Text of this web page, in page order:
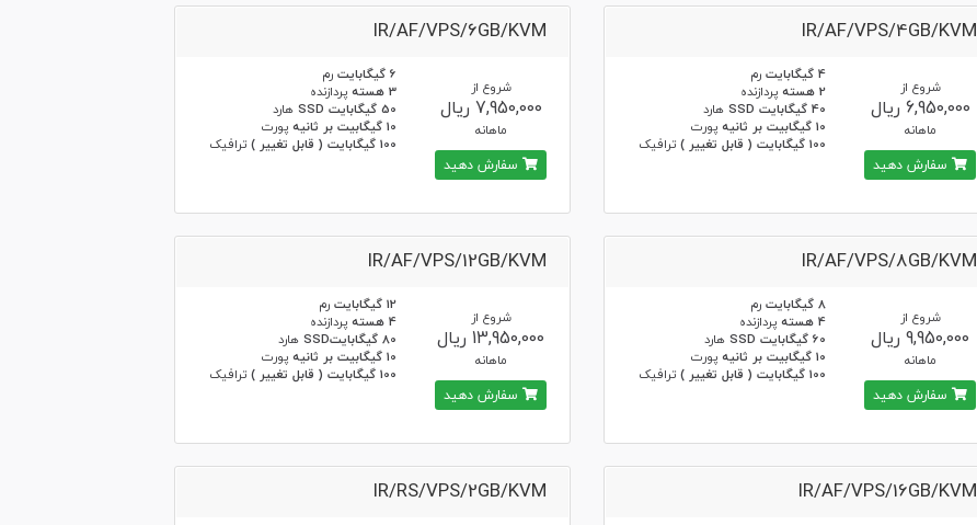
IR/AF/VPS/4GB/KVM
4 گیگابایت
رم
2 هسته
پردازنده
40 گیگابایت SSD
هارد
10 گیگابیت بر ثانیه
پورت
100 گیگابایت ( قابل تغییر )
ترافیک
شروع از
6,950,000 ریال
ماهانه
سفارش دهید
IR/AF/VPS/6GB/KVM
6 گیگابایت
رم
3 هسته
پردازنده
50 گیگابایت SSD
هارد
10 گیگابیت بر ثانیه
پورت
100 گیگابایت ( قابل تغییر )
ترافیک
شروع از
7,950,000 ریال
ماهانه
سفارش دهید
IR/AF/VPS/8GB/KVM
8 گیگابایت
رم
4 هسته
پردازنده
60 گیگابایت SSD
هارد
10 گیگابیت بر ثانیه
پورت
100 گیگابایت ( قابل تغییر )
ترافیک
شروع از
9,950,000 ریال
ماهانه
سفارش دهید
IR/AF/VPS/12GB/KVM
12 گیگابایت
رم
4 هسته
پردازنده
80 گیگابایتSSD
هارد
10 گیگابیت بر ثانیه
پورت
100 گیگابایت ( قابل تغییر )
ترافیک
شروع از
13,950,000 ریال
ماهانه
سفارش دهید
IR/AF/VPS/16GB/KVM
IR/RS/VPS/2GB/KVM